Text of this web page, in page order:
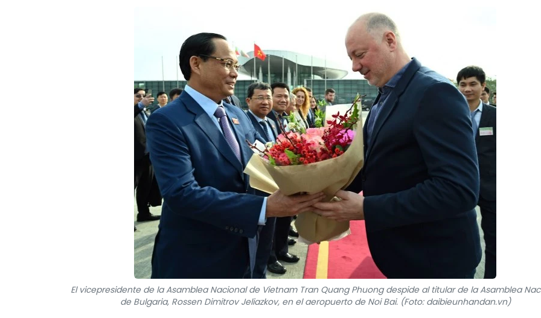
El vicepresidente de la Asamblea Nacional de Vietnam Tran Quang Phuong despide al titular de la Asamblea
de Bulgaria, Rossen Dimitrov Jeliazkov, en el aeropuerto de Noi Bai. (Foto: daibieunhandan.vn)